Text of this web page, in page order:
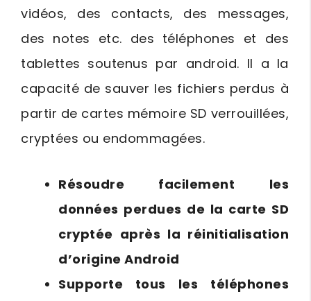
vidéos, des contacts, des messages,
des notes etc. des téléphones et des
tablettes soutenus par android. Il a la
capacité de sauver les fichiers perdus à
partir de cartes mémoire SD verrouillées,
cryptées ou endommagées.
Résoudre facilement les
données perdues de la carte SD
cryptée après la réinitialisation
d’origine Android
Supporte tous les téléphones